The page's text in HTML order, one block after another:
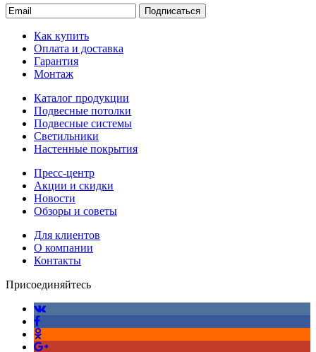
Подписаться
Как купить
Оплата и доставка
Гарантия
Монтаж
Каталог продукции
Подвесные потолки
Подвесные системы
Светильники
Настенные покрытия
Пресс-центр
Акции и скидки
Новости
Обзоры и советы
Для клиентов
О компании
Контакты
Присоединяйтесь